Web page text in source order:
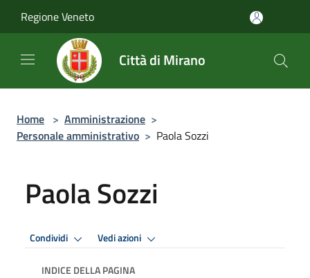
Regione Veneto
Città di Mirano
Home > Amministrazione >
Personale amministrativo > Paola Sozzi
Paola Sozzi
Condividi Vedi azioni
INDICE DELLA PAGINA